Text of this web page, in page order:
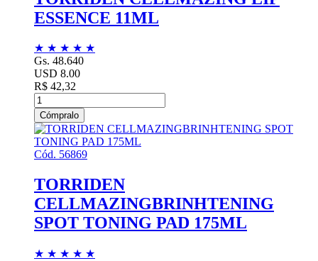
ESSENCE 11ML
★ ★ ★ ★ ★
Gs. 48.640
USD 8.00
R$ 42,32
Cómpralo
Cód. 56869
TORRIDEN
CELLMAZINGBRINHTENING
SPOT TONING PAD 175ML
★ ★ ★ ★ ★